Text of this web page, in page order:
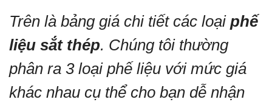
Trên là bảng giá chi tiết các loại phế
liệu sắt thép. Chúng tôi thường
phân ra 3 loại phế liệu với mức giá
khác nhau cụ thể cho bạn dễ nhận